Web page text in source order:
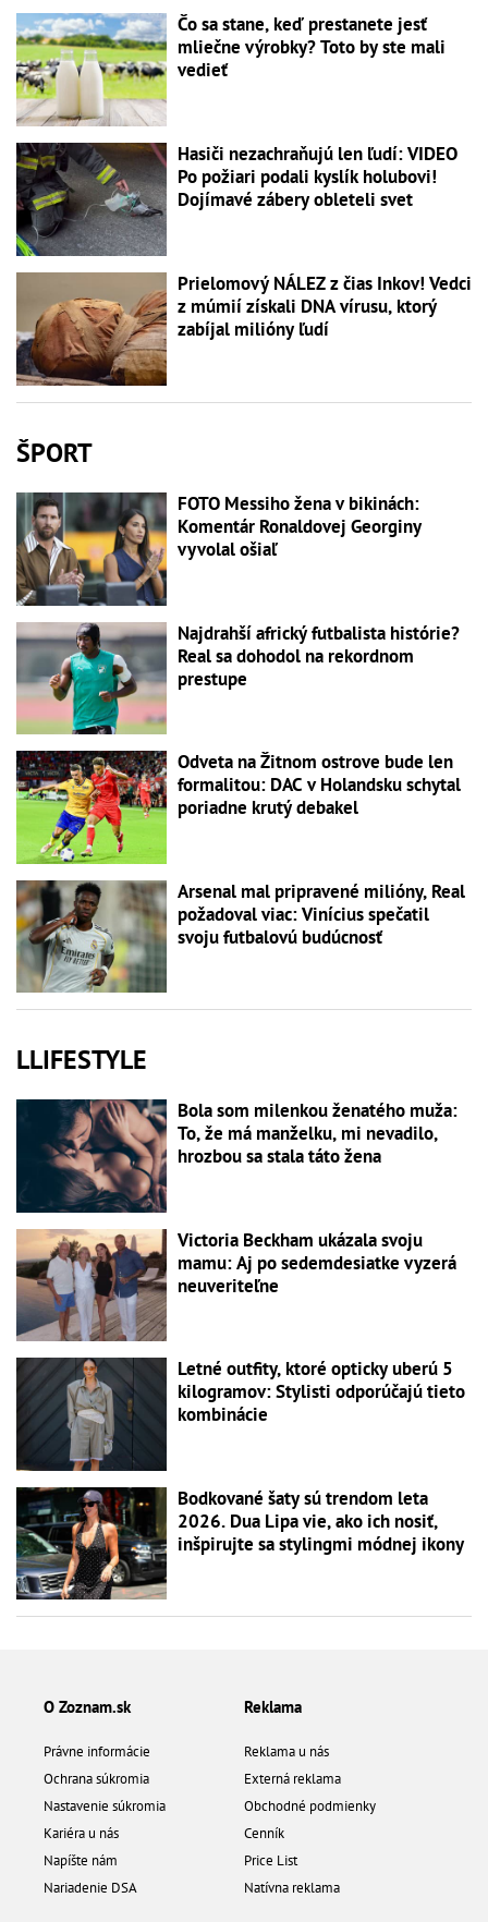
Čo sa stane, keď prestanete jesť
mliečne výrobky? Toto by ste mali
vedieť
Hasiči nezachraňujú len ľudí: VIDEO
Po požiari podali kyslík holubovi!
Dojímavé zábery obleteli svet
Prielomový NÁLEZ z čias Inkov! Vedci
z múmií získali DNA vírusu, ktorý
zabíjal milióny ľudí
ŠPORT
FOTO Messiho žena v bikinách:
Komentár Ronaldovej Georginy
vyvolal ošiaľ
Najdrahší africký futbalista histórie?
Real sa dohodol na rekordnom
prestupe
Odveta na Žitnom ostrove bude len
formalitou: DAC v Holandsku schytal
poriadne krutý debakel
Arsenal mal pripravené milióny, Real
požadoval viac: Vinícius spečatil
svoju futbalovú budúcnosť
LLIFESTYLE
Bola som milenkou ženatého muža:
To, že má manželku, mi nevadilo,
hrozbou sa stala táto žena
Victoria Beckham ukázala svoju
mamu: Aj po sedemdesiatke vyzerá
neuveriteľne
Letné outfity, ktoré opticky uberú 5
kilogramov: Stylisti odporúčajú tieto
kombinácie
Bodkované šaty sú trendom leta
2026. Dua Lipa vie, ako ich nosiť,
inšpirujte sa stylingmi módnej ikony
O Zoznam.sk
Právne informácie
Ochrana súkromia
Nastavenie súkromia
Kariéra u nás
Napíšte nám
Nariadenie DSA
Reklama
Reklama u nás
Externá reklama
Obchodné podmienky
Cenník
Price List
Natívna reklama